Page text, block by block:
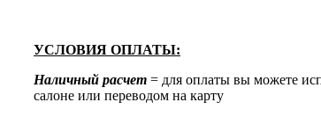
УСЛОВИЯ ОПЛАТЫ:
Наличный расчет = для оплаты вы можете
салоне или переводом на карту